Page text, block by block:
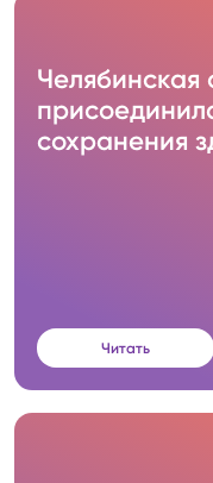
Челябинская
сохранения
Читать